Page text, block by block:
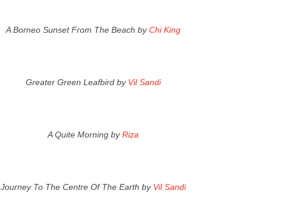
A Borneo Sunset From The Beach byChi King
Greater Green Leafbird by Vil Sandi
A Quite Morning byRiza
Journey To The Centre Of The Earth by Vil Sandi